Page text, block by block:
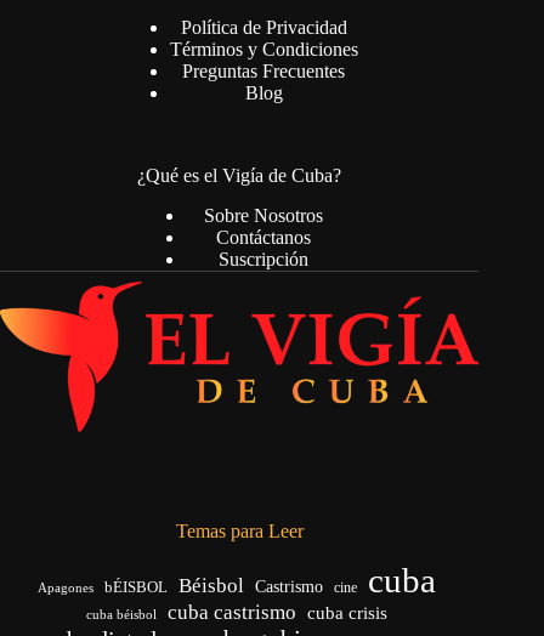
Política de Privacidad
Términos y Condiciones
Preguntas Frecuentes
Blog
¿Qué es el Vigía de Cuba?
Sobre Nosotros
Contáctanos
Suscripción
Temas para Leer
Apagones bÉISBOL Béisbol Castrismo cine cuba
cuba béisbol cuba castrismo cuba crisis